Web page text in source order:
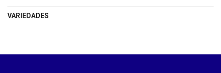
VARIEDADES